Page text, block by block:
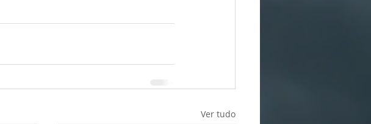
Ver tudo